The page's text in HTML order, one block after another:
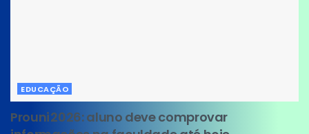
EDUCAÇÃO
Prouni 2026: aluno deve comprovar